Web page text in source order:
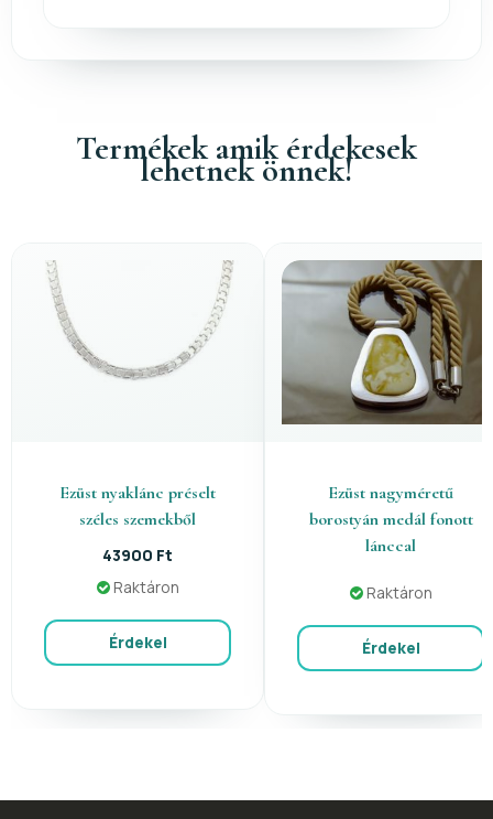
Termékek amik érdekesek
lehetnek önnek!
Ezüst nyaklánc préselt
széles szemekből
43900 Ft
Raktáron
Érdekel
Ezüst nagyméretű
borostyán medál fonott
lánccal
Raktáron
Érdekel